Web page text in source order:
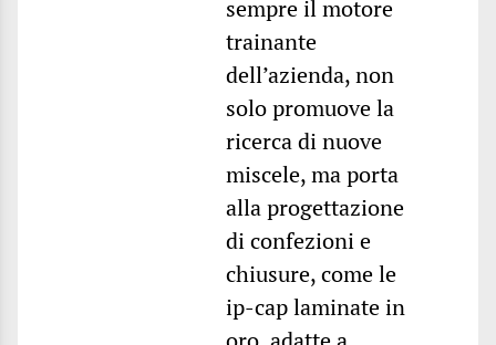
sempre il motore
trainante
dell’azienda, non
solo promuove la
ricerca di nuove
miscele, ma porta
alla progettazione
di confezioni e
chiusure, come le
ip-cap laminate in